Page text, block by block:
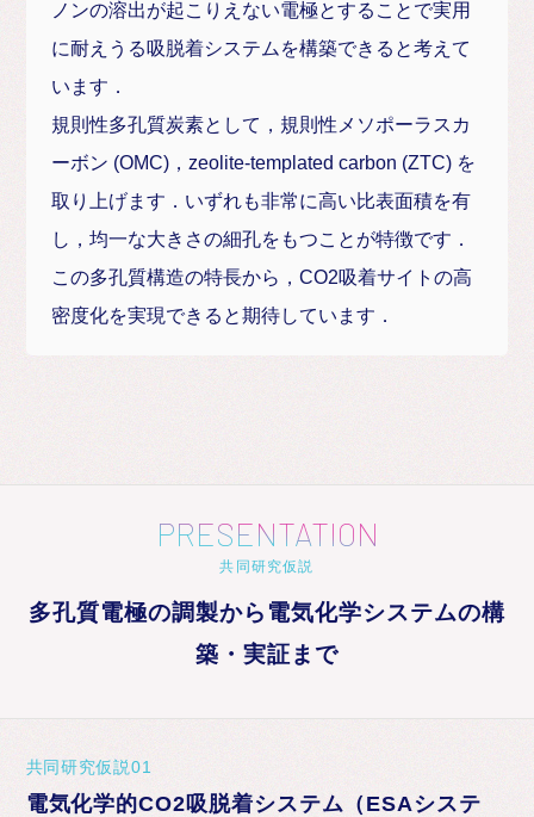
ノンの溶出が起こりえない電極とすることで実用
に耐えうる吸脱着システムを構築できると考えて
います．
規則性多孔質炭素として，規則性メソポーラスカ
ーボン (OMC)，zeolite-templated carbon (ZTC) を
取り上げます．いずれも非常に高い比表面積を有
し，均一な大きさの細孔をもつことが特徴です．
この多孔質構造の特長から，CO2吸着サイトの高
密度化を実現できると期待しています．
PRESENTATION
共同研究仮説
多孔質電極の調製から電気化学システムの構
築・実証まで
共同研究仮説01
電気化学的CO2吸脱着システム（ESAシステ